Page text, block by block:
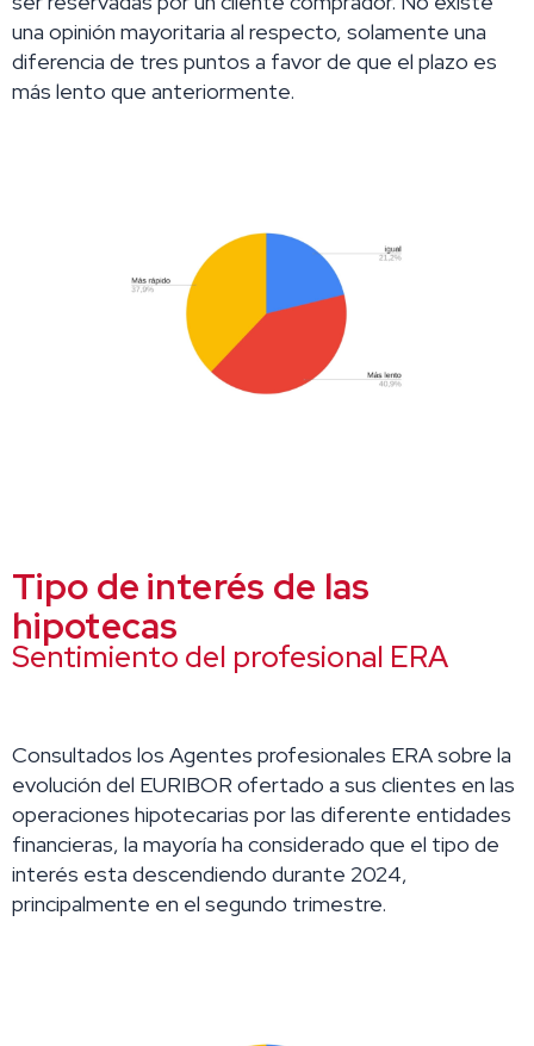
una opinión mayoritaria al respecto, solamente una
diferencia de tres puntos a favor de que el plazo es
más lento que anteriormente.
Tipo de interés de las
hipotecas
Sentimiento del profesional ERA
Consultados los Agentes profesionales ERA sobre la
evolución del EURIBOR ofertado a sus clientes en las
operaciones hipotecarias por las diferente entidades
financieras, la mayoría ha considerado que el tipo de
interés esta descendiendo durante 2024,
principalmente en el segundo trimestre.